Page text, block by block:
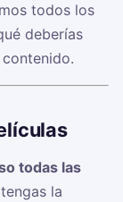
todos los
deberías
todas las
la